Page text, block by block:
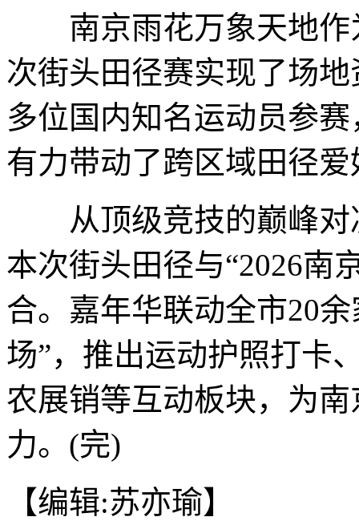
南京雨花万象天地作
次街头田径赛实现了场
多位国内知名运动员参
有力带动了跨区域田径
从顶级竞技的巅峰对
本次街头田径与“2026南
合。嘉年华联动全市20
场”，推出运动护照打卡
农展销等互动板块，为
力。(完)
【编辑:苏亦瑜】